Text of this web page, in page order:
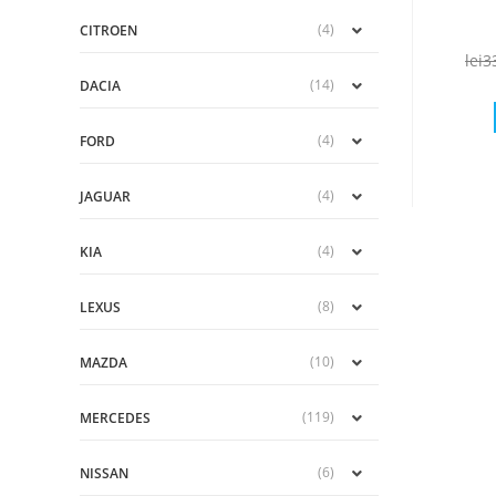
CITROEN (4)
DACIA (14)
FORD (4)
JAGUAR (4)
KIA (4)
LEXUS (8)
MAZDA (10)
MERCEDES (119)
NISSAN (6)
lei